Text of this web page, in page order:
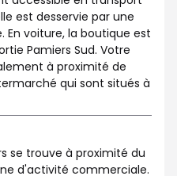
est desservie par une
En voiture, la boutique est
Pamiers Sud. Votre
à proximité de
qui sont situés à
se trouve à proximité du
d'activité commerciale.